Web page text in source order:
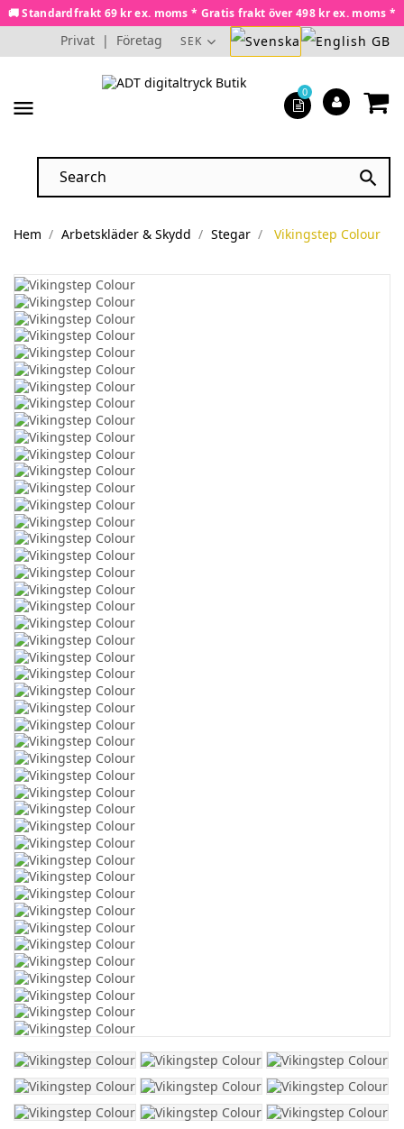
🚚 Standardfrakt 69 kr ex. moms * Gratis frakt över 498 kr ex. moms *
Privat | Företag SEK
menu

0
Hem Arbetskläder & Skydd Stegar Vikingstep Colour